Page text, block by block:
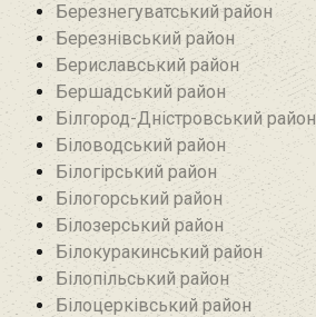
Березнегуватський район‎
Березнівський район‎
Бериславський район
Бершадський район
Білгород-Дністровський район
Біловодський район‎
Білогірський район
Білогорський район
Білозерський район
Білокуракинський район‎
Білопільський район
Білоцерківський район